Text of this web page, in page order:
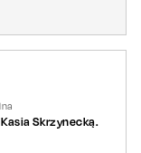
Skrzynecką.